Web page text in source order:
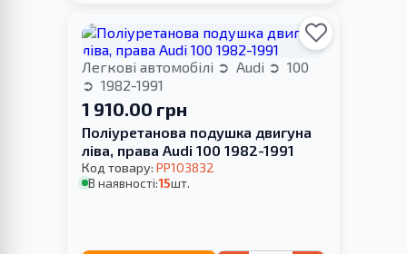
Легкові автомобілі Audi
100
1982-1991
1 910.00 грн
Поліуретанова подушка двигуна
ліва, права Audi 100 1982-1991
Код товару: PP103832
В наявності:15шт.